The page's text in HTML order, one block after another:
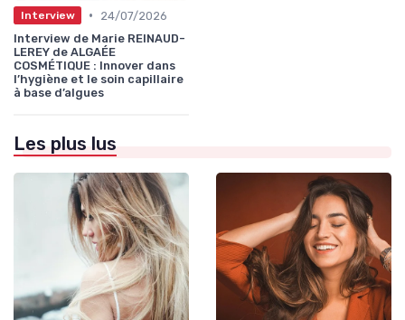
Interview •
24/07/2026
Interview de Marie REINAUD-
LEREY de ALGAÉE
COSMÉTIQUE : Innover dans
l’hygiène et le soin capillaire
à base d’algues
Les plus lus